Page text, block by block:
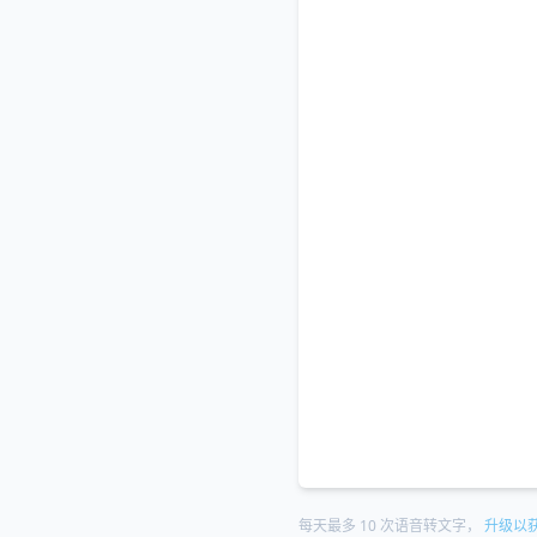
每天最多 10 次语音转文字， 升级以